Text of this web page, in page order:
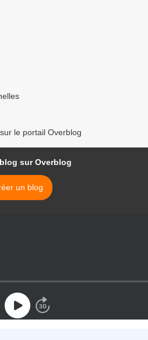
le portail Overblog
sur Overblog
un blog